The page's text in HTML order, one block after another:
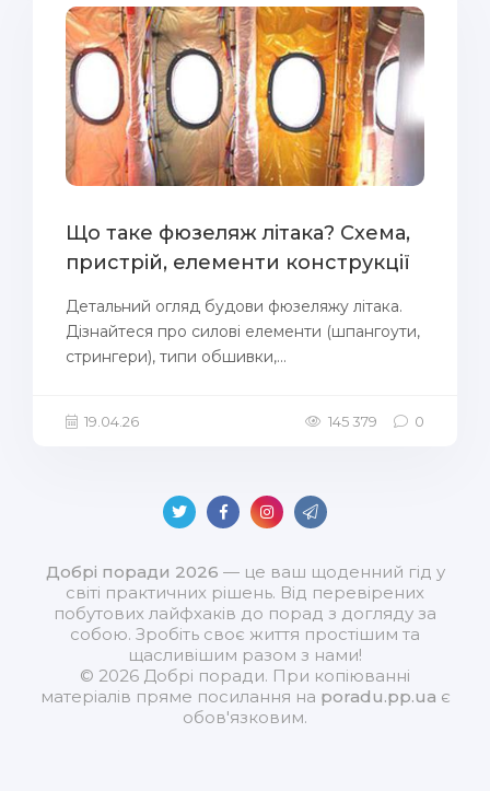
Що таке фюзеляж літака? Схема,
пристрій, елементи конструкції
Детальний огляд будови фюзеляжу літака.
Дізнайтеся про силові елементи (шпангоути,
стрингери), типи обшивки,...
19.04.26 145 379 0
Добрі поради 2026 — це ваш щоденний гід у
світі практичних рішень. Від перевірених
побутових лайфхаків до порад з догляду за
собою. Зробіть своє життя простішим та
щасливішим разом з нами!
© 2026 Добрі поради. При копіюванні
матеріалів пряме посилання на poradu.pp.ua є
обов'язковим.